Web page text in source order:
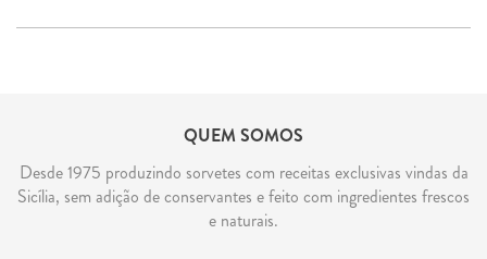
QUEM SOMOS
Desde 1975 produzindo sorvetes com receitas exclusivas vindas da
Sicília, sem adição de conservantes e feito com ingredientes frescos
e naturais.